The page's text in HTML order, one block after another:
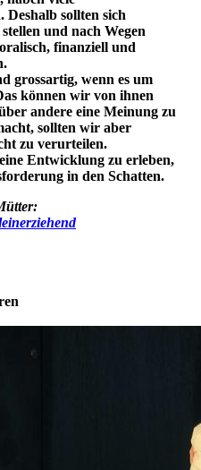
sollten sich
und nach Wegen
finanziell und
grossartig, wenn es um
können wir von ihnen
andere eine Meinung zu
sollten wir aber
zu verurteilen.
Entwicklung zu erleben,
in den Schatten.